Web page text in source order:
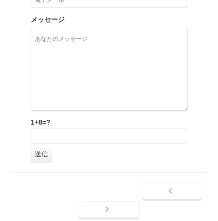
メッセージ
1+8=?